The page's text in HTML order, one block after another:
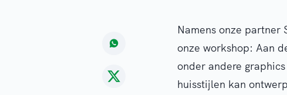
Namens onze partner
onze workshop: Aan
onder andere
huisstijlen kan